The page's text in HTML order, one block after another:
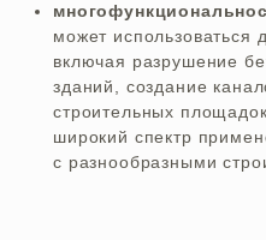
может использоваться
включая разрушение
зданий, создание
строительных
широкий спектр
с разнообразными